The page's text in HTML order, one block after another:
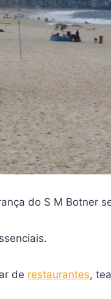
do S M Botner
de restaurantes,